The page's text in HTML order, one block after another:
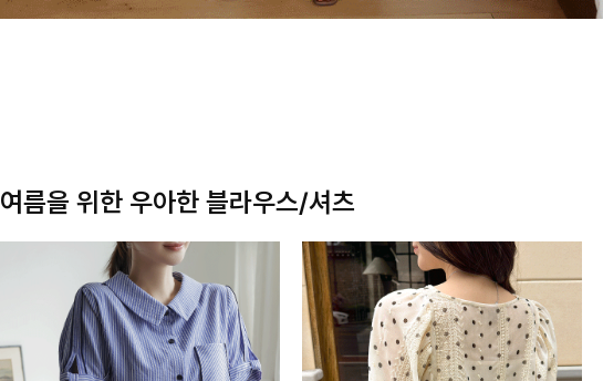
여름을 위한 우아한 블라우스/셔츠